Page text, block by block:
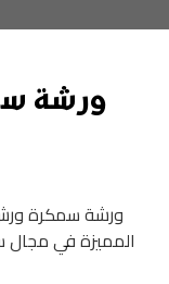
ورشة
ورشة سمكرة
المميزة في مجال